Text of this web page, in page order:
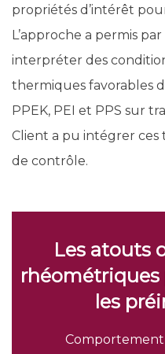
propriétés d’intérêt
L’approche a permis
interpréter des
thermiques favorables
PPEK, PEI et PPS sur
Client a pu intégrer ces
de contrôle.
Les atouts
rhéométriques
les